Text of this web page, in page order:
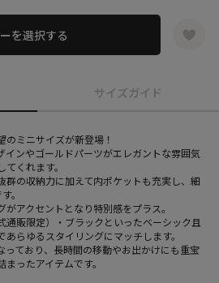
を選択する
サイズガイド
のミニサイズが新登場！
インやゴールドパーツがエレガントな雰囲気
くれます。
群の収納力に加えて内ポケットも充実し、細
。
アクセントとなり特別感をプラス。
通販限定）・ブラックといったベーシック且
らゆるスタイリングにマッチします。
っており、長時間の移動やお出かけにも重宝
ったアイテムです。